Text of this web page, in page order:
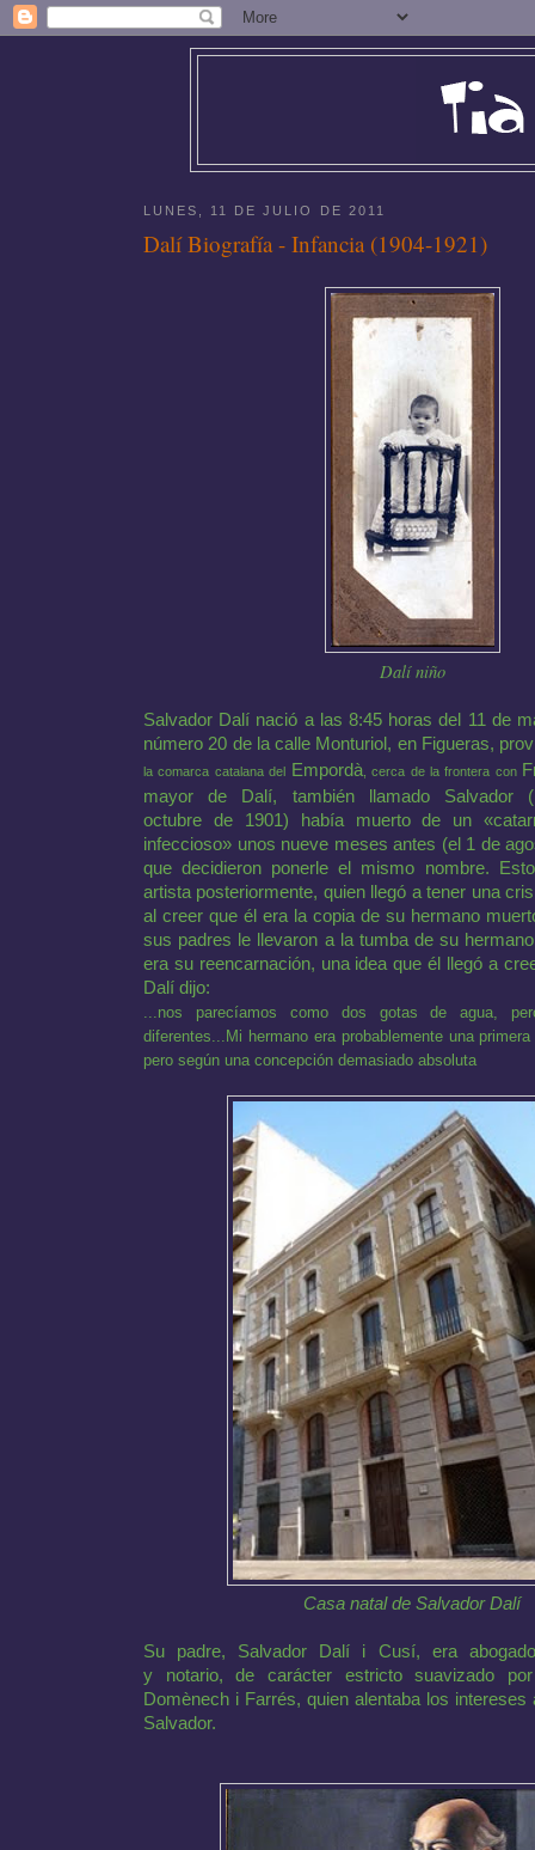
LUNES, 11 DE JULIO DE 2011
Dalí Biografía - Infancia (1904-1921)
Dalí niño
Salvador Dalí nació a las 8:45 horas del 11 de
número 20 de la calle Monturiol, en Figueras,
la comarca catalana del Empordà, cerca de la frontera con
mayor de Dalí, también llamado Salvador (
octubre de 1901 ) había muerto de un
infeccioso» unos nueve meses antes (el 1 de
que decidieron ponerle el mismo nombre.
artista posteriormente, quien llegó a tener una
al creer que él era la copia de su hermano
sus padres le llevaron a la tumba de su
era su reencarnación, una idea que él llegó a
Dalí dijo:
...nos parecíamos como dos gotas de agua,
diferentes...Mi hermano era probablemente una
pero según una concepción demasiado absoluta
Casa natal de Salvador Dalí
Su padre, Salvador Dalí i Cusí, era
y notario, de carácter estricto suavizado
Domènech i Farrés, quien alentaba los
Salvador.